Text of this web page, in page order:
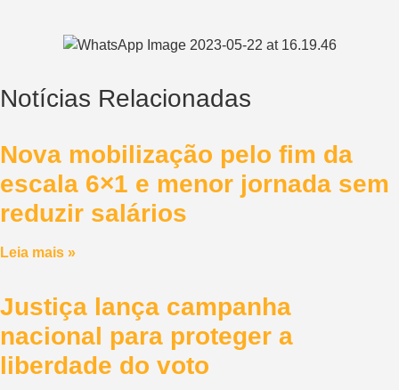
Notícias Relacionadas
Nova mobilização pelo fim da
escala 6×1 e menor jornada sem
reduzir salários
Leia mais »
Justiça lança campanha
nacional para proteger a
liberdade do voto